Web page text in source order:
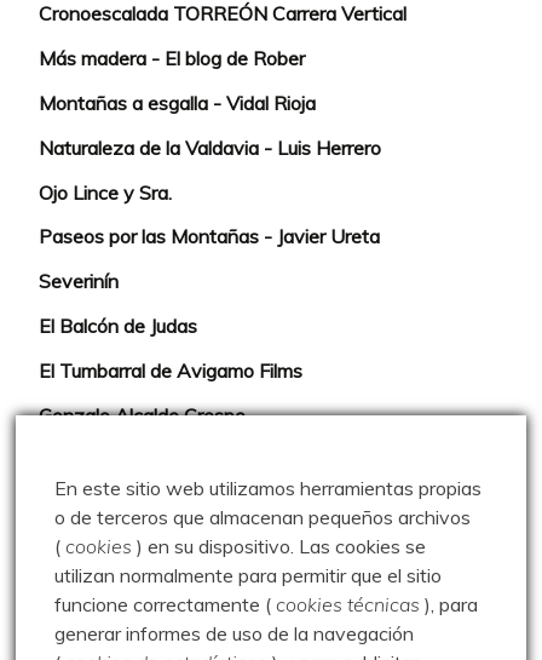
Cronoescalada TORREÓN Carrera Vertical
Más madera - El blog de Rober
Montañas a esgalla - Vidal Rioja
Naturaleza de la Valdavia - Luis Herrero
Ojo Lince y Sra.
Paseos por las Montañas - Javier Ureta
Severinín
El Balcón de Judas
El Tumbarral de Avigamo Films
Gonzalo Alcalde Crespo
Rutas y excursiones con niños
Valdeolea. Río Camesa, la vía azul
Aprendiz de sueños
En este sitio web utilizamos herramientas propias
o de terceros que almacenan pequeños archivos
(cookies ) en su dispositivo. Las cookies se
utilizan normalmente para permitir que el sitio
funcione correctamente (cookies técnicas ), para
generar informes de uso de la navegación